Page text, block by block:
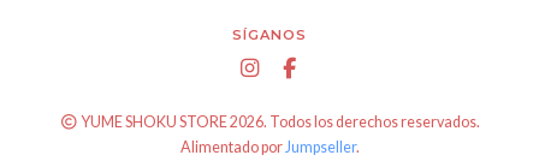
SÍGANOS
YUME SHOKU STORE 2026. Todos los derechos reservados.
Alimentado por Jumpseller.